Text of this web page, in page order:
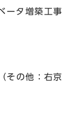
タ増築工事
の他：右京